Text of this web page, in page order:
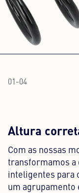
01 -04
Altura
Com as nossas
transformamos a
inteligentes para
um agrupamento